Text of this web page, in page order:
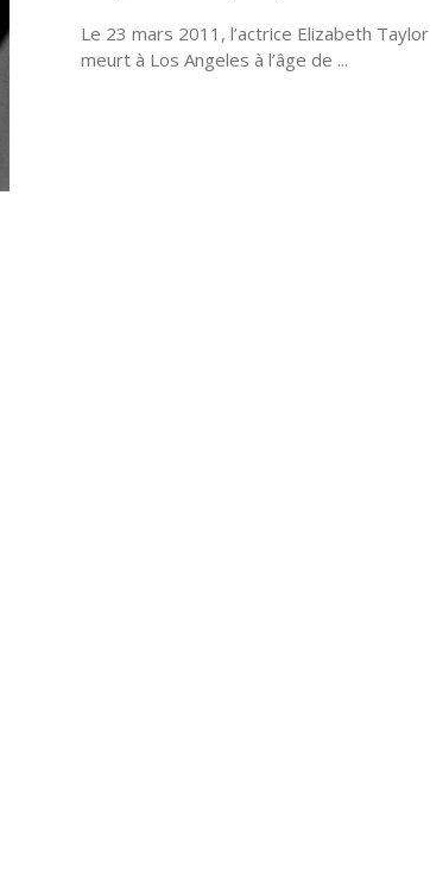
Le 23 mars 2011, l’actrice Elizabeth Taylor
meurt à Los Angeles à l’âge de ...